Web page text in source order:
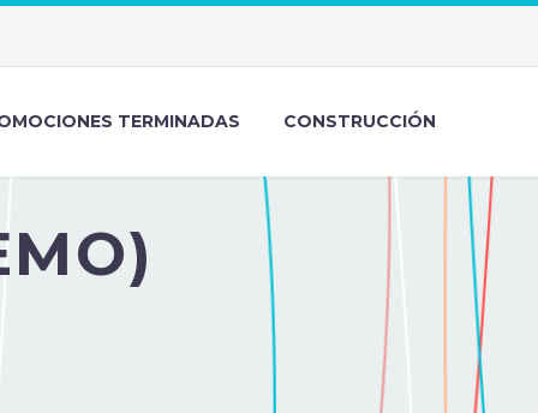
TERMINADAS CONSTRUCCIÓN